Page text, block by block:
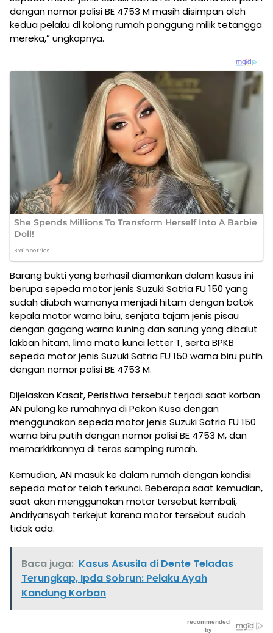
dengan nomor polisi BE 4753 M masih disimpan oleh
kedua pelaku di kolong rumah panggung milik tetangga
mereka,” ungkapnya.
Barang bukti yang berhasil diamankan dalam kasus ini
berupa sepeda motor jenis Suzuki Satria FU 150 yang
sudah diubah warnanya menjadi hitam dengan batok
kepala motor warna biru, senjata tajam jenis pisau
dengan gagang warna kuning dan sarung yang dibalut
lakban hitam, lima mata kunci letter T, serta BPKB
sepeda motor jenis Suzuki Satria FU 150 warna biru putih
dengan nomor polisi BE 4753 M.
Dijelaskan Kasat, Peristiwa tersebut terjadi saat korban
AN pulang ke rumahnya di Pekon Kusa dengan
menggunakan sepeda motor jenis Suzuki Satria FU 150
warna biru putih dengan nomor polisi BE 4753 M, dan
memarkirkannya di teras samping rumah.
Kemudian, AN masuk ke dalam rumah dengan kondisi
sepeda motor telah terkunci. Beberapa saat kemudian,
saat akan menggunakan motor tersebut kembali,
Andriyansyah terkejut karena motor tersebut sudah
tidak ada.
Baca juga: Kasus Asusila di Dente Teladas
Terungkap, Ipda Sobrun: Pelaku Ayah
Kandung Korban